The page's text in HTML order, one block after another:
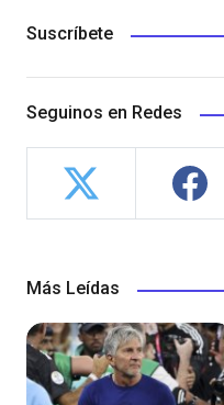
Suscríbete
Seguinos en Redes
Más Leídas